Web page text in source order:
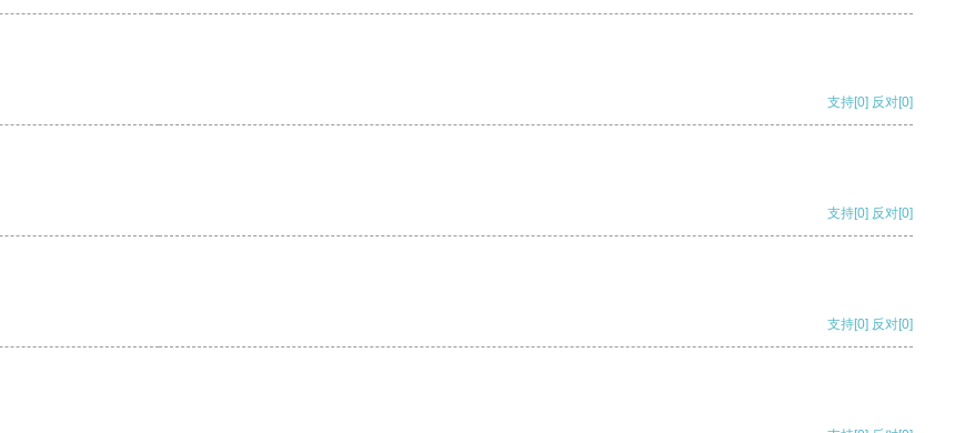
支持[0] 反对[0]
支持[0] 反对[0]
支持[0] 反对[0]